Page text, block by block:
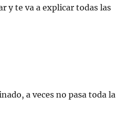
y te va a explicar todas las
a veces no pasa toda la